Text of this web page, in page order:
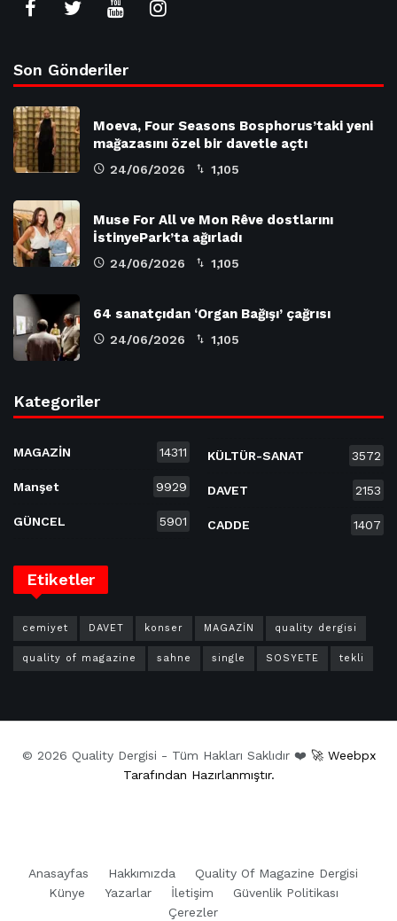
Son Gönderiler
Moeva, Four Seasons Bosphorus’taki yeni
mağazasını özel bir davetle açtı
24/06/2026 1,105
Muse For All ve Mon Rêve dostlarını
İstinyePark’ta ağırladı
24/06/2026 1,105
64 sanatçıdan ‘Organ Bağışı’ çağrısı
24/06/2026 1,105
Kategoriler
MAGAZİN 14311
Manşet 9929
GÜNCEL 5901
KÜLTÜR-SANAT 3572
DAVET 2153
CADDE 1407
Etiketler
cemiyet DAVET konser MAGAZİN quality dergisi
quality of magazine sahne single SOSYETE tekli
© 2026 Quality Dergisi - Tüm Hakları Saklıdır ❤️ 🚀 Weebpx
Tarafından Hazırlanmıştır.
Anasayfas Hakkımızda
Quality Of Magazine Dergisi
Künye
Yazarlar İletişim
Güvenlik Politikası
Çerezler